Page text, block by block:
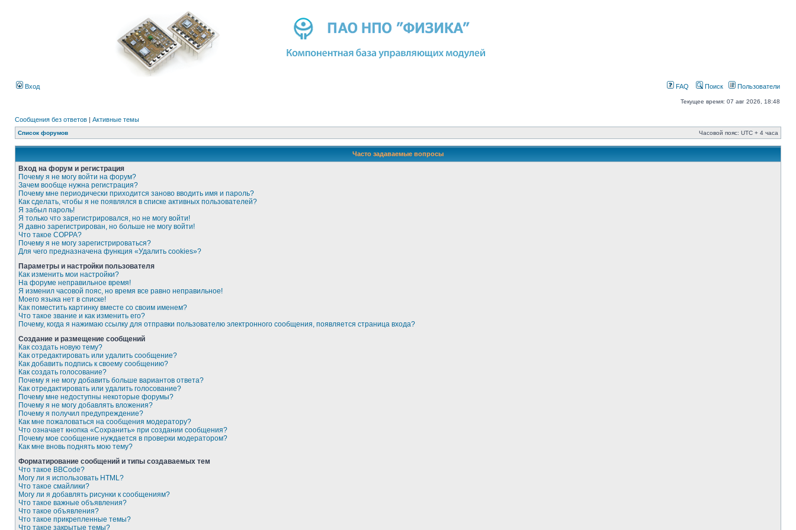
Вход FAQ Поиск Пользователи
Текущее время: 07 авг 2026, 18:48
Сообщения без ответов | Активные темы
Список форумов Часовой пояс: UTC + 4 часа
Часто задаваемые вопросы
Вход на форум и регистрация
Почему я не могу войти на форум?
Зачем вообще нужна регистрация?
Почему мне периодически приходится заново вводить имя и пароль?
Как сделать, чтобы я не появлялся в списке активных пользователей?
Я забыл пароль!
Я только что зарегистрировался, но не могу войти!
Я давно зарегистрирован, но больше не могу войти!
Что такое COPPA?
Почему я не могу зарегистрироваться?
Для чего предназначена функция «Удалить cookies»?
Параметры и настройки пользователя
Как изменить мои настройки?
На форуме неправильное время!
Я изменил часовой пояс, но время все равно неправильное!
Моего языка нет в списке!
Как поместить картинку вместе со своим именем?
Что такое звание и как изменить его?
Почему, когда я нажимаю ссылку для отправки пользователю электронного сообщения, появляется страница входа?
Создание и размещение сообщений
Как создать новую тему?
Как отредактировать или удалить сообщение?
Как добавить подпись к своему сообщению?
Как создать голосование?
Почему я не могу добавить больше вариантов ответа?
Как отредактировать или удалить голосование?
Почему мне недоступны некоторые форумы?
Почему я не могу добавлять вложения?
Почему я получил предупреждение?
Как мне пожаловаться на сообщения модератору?
Что означает кнопка «Сохранить» при создании сообщения?
Почему мое сообщение нуждается в проверки модератором?
Как мне вновь поднять мою тему?
Форматирование сообщений и типы создаваемых тем
Что такое BBCode?
Могу ли я использовать HTML?
Что такое смайлики?
Могу ли я добавлять рисунки к сообщениям?
Что такое важные объявления?
Что такое объявления?
Что такое прикрепленные темы?
Что такое закрытые темы?